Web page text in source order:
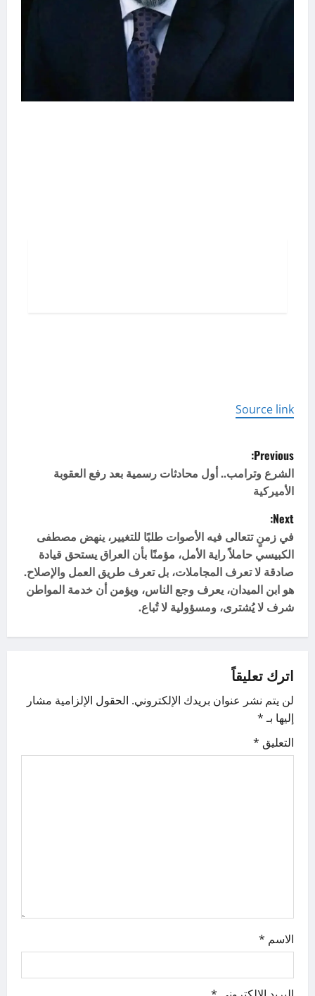
n
a
v
i
g
a
t
i
n
Source link
P
o
s
t
n
a
g
a
t
Previous:
الشرع وترامب.. أول محادثات رسمية بعد رفع العقوبة
الأميركية
Next:
في زمنٍ تتعالى فيه الأصوات طلبًا للتغيير، ينهض مصطفى
الكبيسي حاملاً راية الأمل، مؤمنًا بأن العراق يستحق قيادة
صادقة لا تعرف المجاملات، بل تعرف طريق العمل والإصلاح.
هو ابن الميدان، يعرف وجع الناس، ويؤمن أن خدمة المواطن
شرف لا يُشترى، ومسؤولية لا تُباع.
اترك تعليقاً
لن يتم نشر عنوان بريدك الإلكتروني. الحقول الإلزامية مشار
إليها بـ*
التعليق *
الاسم *